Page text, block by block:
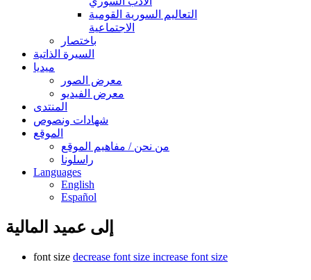
التعاليم السورية القومية
الاجتماعية
باختصار
السيرة الذاتية
ميديا
معرض الصور
معرض الفيديو
المنتدى
شهادات ونصوص
الموقع
من نحن / مفاهيم الموقع
راسلونا
Languages
English
Español
إلى عميد المالية
font size decrease font size increase font size